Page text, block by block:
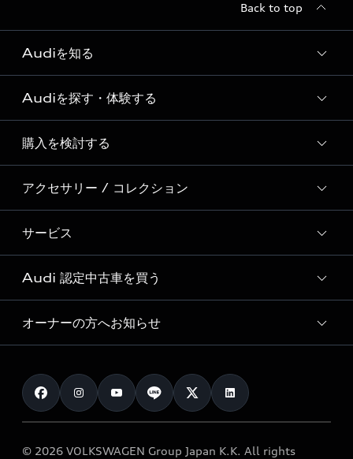
Back to top
Audiを知る
Audi ブランド
Story of Progress
Audi Sport
Formula 1®
デジタルサービス
Audiを探す・体験する
ディーラー検索
新車在庫検索
試乗車・展示車検索
見積り依頼
試乗予約
購入を検討する
モデル一覧
特別仕様モデル / 限定モデル
e-tronラインアップ
価格シミュレーション
車両比較
カタログ一覧
アクセサリー / コレクション
純正アクセサリー
オンラインショップ
Audi collection
アウディナビアプリ
サービス
サービス入庫予約
サービスプログラム
メンテナンス
車検 / 定期点検
e-tronアフターサポート
Audi 認定中古車を買う
Audi認定中古車
クオリティ
保証
メンテナンス
オーナーの方へお知らせ
お知らせ
オーナー様向けキャンペーン
© 2026 VOLKSWAGEN Group Japan K.K. All rights